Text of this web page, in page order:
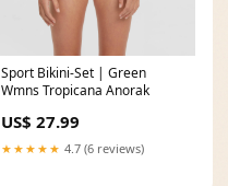
Sport Bikini-Set | Green
Wmns Tropicana Anorak
US$ 27.99
★★★★★ 4.7 (6 reviews)